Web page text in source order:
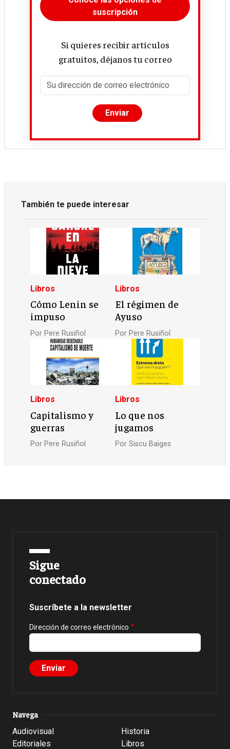
suscripción
Si quieres recibir artículos
gratuitos, déjanos tu correo
También te puede interesar
Libros
Cómo Lenin se
impuso
Por Pere Rusiñol
Libros
El régimen de
Ayuso
Por Pere Rusiñol
Libros
Capitalismo y
guerras
Por Pere Rusiñol
Libros
Lo que nos
jugamos
Por Siscu Baiges
Sigue
conectado
Suscríbete a la newsletter
Dirección de correo electrónico
Navega
Audiovisual
Editoriales
Historia
Libros